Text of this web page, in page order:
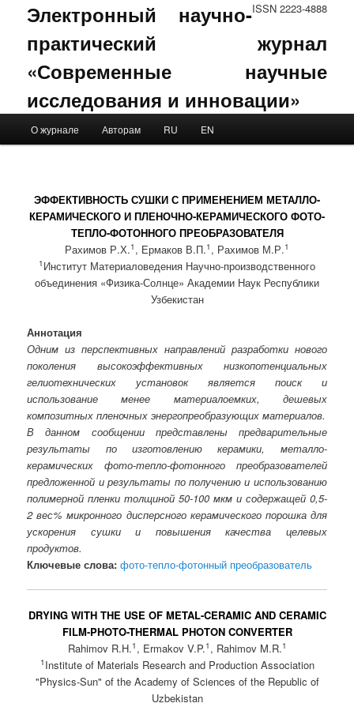
ISSN 2223-4888
Электронный научно-
практический журнал
«Современные научные
исследования и инновации»
Skip to primary content
Skip to secondary content
О журнале Авторам RU EN
ЭФФЕКТИВНОСТЬ СУШКИ С ПРИМЕНЕНИЕМ МЕТАЛЛО-
КЕРАМИЧЕСКОГО И ПЛЕНОЧНО-КЕРАМИЧЕСКОГО ФОТО-
ТЕПЛО-ФОТОННОГО ПРЕОБРАЗОВАТЕЛЯ
Рахимов Р.Х.1 , Ермаков В.П.1 , Рахимов М.Р.1
1 Институт Материаловедения Научно-производственного
объединения «Физика-Солнце» Академии Наук Республики
Узбекистан
Аннотация
Одним из перспективных направлений разработки нового
поколения высокоэффективных низкопотенциальных
гелиотехнических установок является поиск и
использование менее материалоемких, дешевых
композитных пленочных энергопреобразующих материалов.
В данном сообщении представлены предварительные
результаты по изготовлению керамики, металло-
керамических фото-тепло-фотонного преобразователей
предложенной и результаты по получению и использованию
полимерной пленки толщиной 50-100 мкм и содержащей 0,5-
2 вес% микронного дисперсного керамического порошка для
ускорения сушки и повышения качества целевых
продуктов.
Ключевые слова: фото-тепло-фотонный преобразователь
DRYING WITH THE USE OF METAL-CERAMIC AND CERAMIC
FILM-PHOTO-THERMAL PHOTON CONVERTER
Rahimov R.H.1 , Ermakov V.P.1 , Rahimov M.R.1
1 Institute of Materials Research and Production Association
"Physics-Sun" of the Academy of Sciences of the Republic of
Uzbekistan